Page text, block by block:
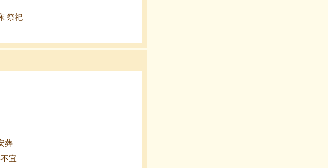
祭祀
葬
宜